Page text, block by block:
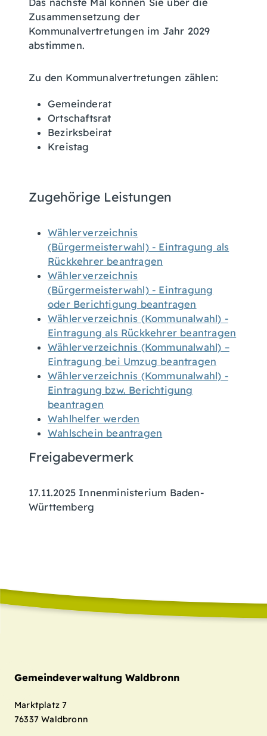
Das nächste Mal können Sie über die
Zusammensetzung der
Kommunalvertretungen im Jahr 2029
abstimmen.
Zu den Kommunalvertretungen zählen:
Gemeinderat
Ortschaftsrat
Bezirksbeirat
Kreistag
Zugehörige Leistungen
Wählerverzeichnis
(Bürgermeisterwahl) - Eintragung als
Rückkehrer beantragen
Wählerverzeichnis
(Bürgermeisterwahl) - Eintragung
oder Berichtigung beantragen
Wählerverzeichnis (Kommunalwahl) -
Eintragung als Rückkehrer beantragen
Wählerverzeichnis (Kommunalwahl) –
Eintragung bei Umzug beantragen
Wählerverzeichnis (Kommunalwahl) -
Eintragung bzw. Berichtigung
beantragen
Wahlhelfer werden
Wahlschein beantragen
Freigabevermerk
17.11.2025 Innenministerium Baden-
Württemberg
Gemeindeverwaltung Waldbronn
Marktplatz 7
76337 Waldbronn